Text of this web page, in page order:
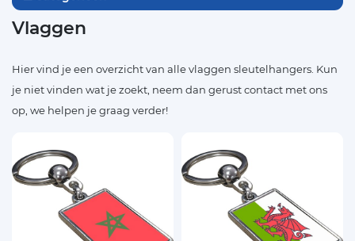
Vlaggen
Hier vind je een overzicht van alle vlaggen sleutelhangers. Kun
je niet vinden wat je zoekt, neem dan gerust contact met ons
op, we helpen je graag verder!